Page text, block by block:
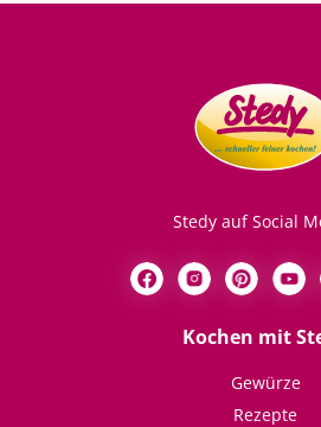
Stedy auf Social
Kochen mit
Gewürze
Rezepte